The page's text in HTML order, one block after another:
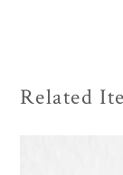
Related